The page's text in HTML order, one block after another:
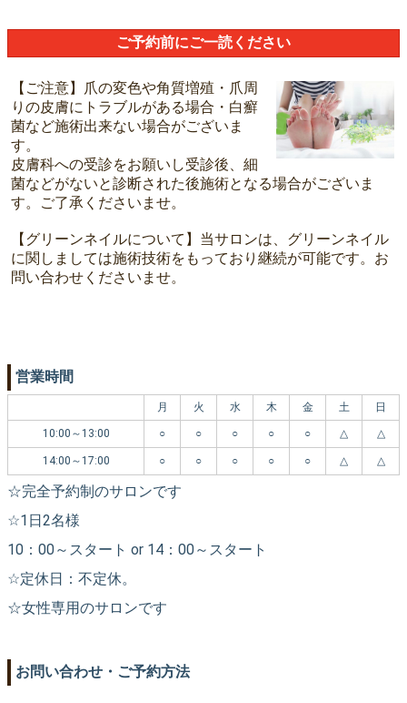
ご予約前にご一読ください
【ご注意】爪の変色や角質増殖・爪周
りの皮膚にトラブルがある場合・白癬
菌など施術出来ない場合がございま
す。
皮膚科への受診をお願いし受診後、細
菌などがないと診断された後施術となる場合がございま
す。ご了承くださいませ。
【グリーンネイルについて】当サロンは、グリーンネイル
に関しましては施術技術をもっており継続が可能です。お
問い合わせくださいませ。
営業時間
月 火 水 木 金 土 日
10:00～13:00 ○ ○ ○ ○ ○ △ △
14:00～17:00 ○ ○ ○ ○ ○ △ △
☆完全予約制のサロンです
☆1日2名様
10：00～スタート or 14：00～スタート
☆定休日：不定休。
☆女性専用のサロンです
お問い合わせ・ご予約方法